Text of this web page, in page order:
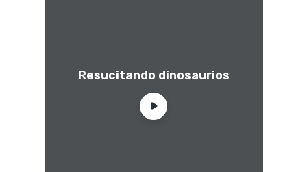
Resucitando dinosaurios